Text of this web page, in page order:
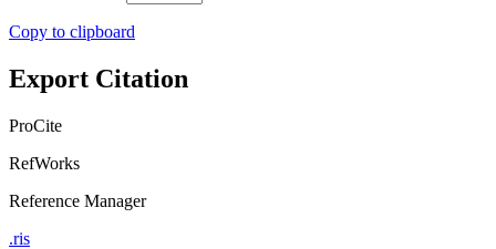
Copy to clipboard
Export Citation
ProCite
RefWorks
Reference Manager
.ris